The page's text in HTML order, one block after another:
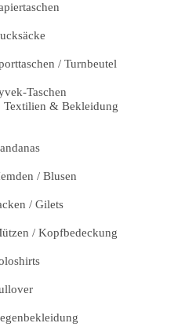
/ Turnbeutel
Taschen
Textilien & Bekleidung
/ Blusen
/ Gilets
/ Kopfbedeckung